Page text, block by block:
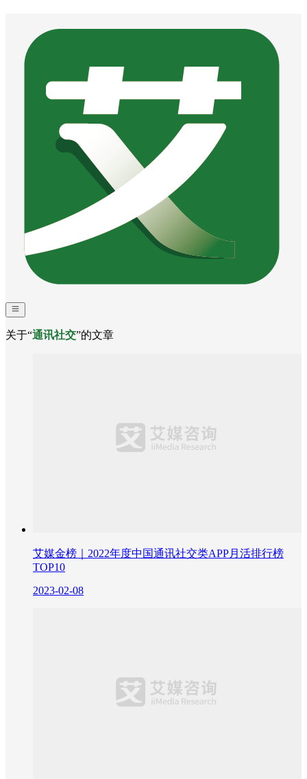
关于“通讯社交”的文章
艾媒金榜｜2022年度中国通讯社交类APP月活排行榜
TOP10
2023-02-08